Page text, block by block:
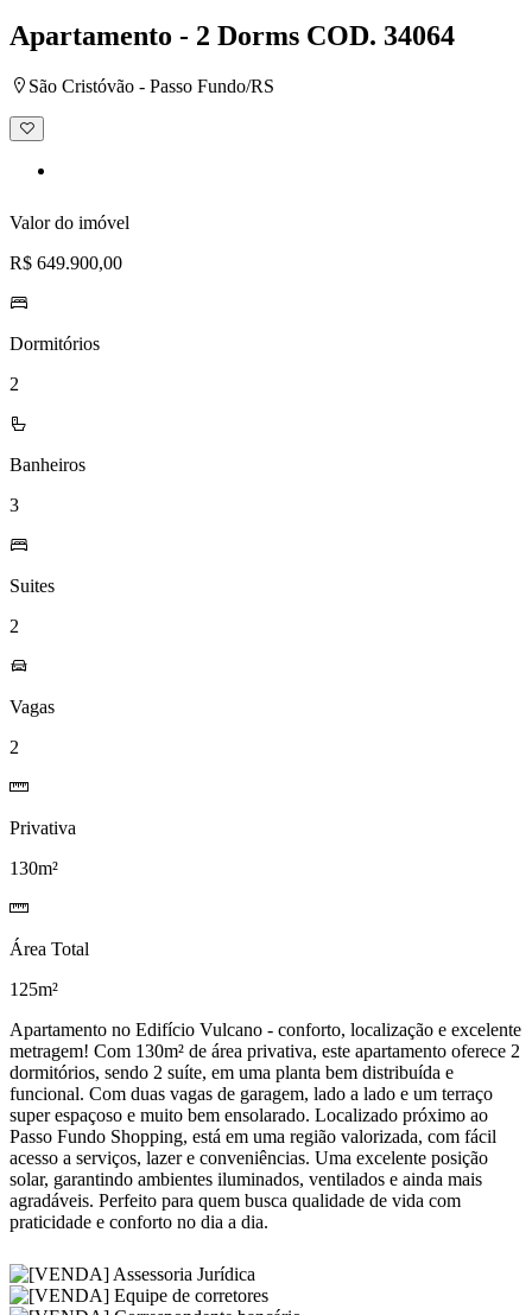
Apartamento - 2 Dorms COD. 34064
São Cristóvão - Passo Fundo/RS
Adicionar
à
Valor do imóvel
R$ 649.900,00
Dormitórios
2
Banheiros
3
Suites
2
Vagas
2
Privativa
130m²
Área Total
125m²
Apartamento no Edifício Vulcano - conforto, localização e excelente
metragem! Com 130m² de área privativa, este apartamento oferece 2
dormitórios, sendo 2 suíte, em uma planta bem distribuída e
funcional. Com duas vagas de garagem, lado a lado e um terraço
super espaçoso e muito bem ensolarado. Localizado próximo ao
Passo Fundo Shopping, está em uma região valorizada, com fácil
acesso a serviços, lazer e conveniências. Uma excelente posição
solar, garantindo ambientes iluminados, ventilados e ainda mais
agradáveis. Perfeito para quem busca qualidade de vida com
praticidade e conforto no dia a dia.